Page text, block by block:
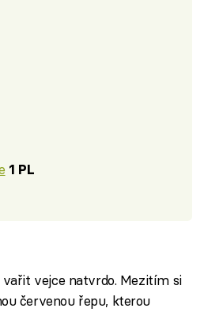
1 PL
vejce natvrdo. Mezitím si
červenou řepu, kterou